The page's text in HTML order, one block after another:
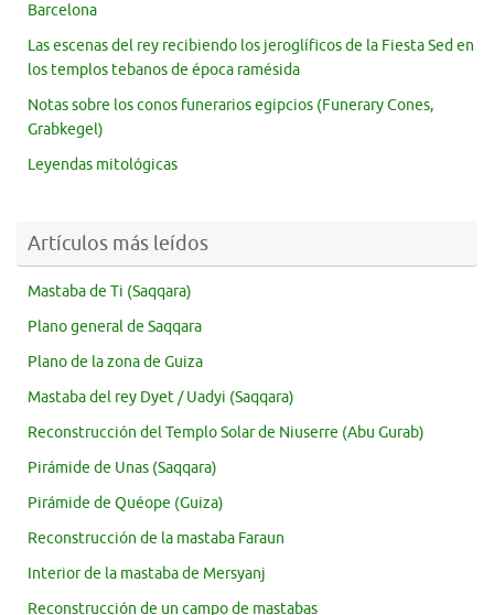
Barcelona
Las escenas del rey recibiendo los jeroglíficos de la Fiesta Sed en
los templos tebanos de época ramésida
Notas sobre los conos funerarios egipcios (Funerary Cones,
Grabkegel)
Leyendas mitológicas
Artículos más leídos
Mastaba de Ti (Saqqara)
Plano general de Saqqara
Plano de la zona de Guiza
Mastaba del rey Dyet / Uadyi (Saqqara)
Reconstrucción del Templo Solar de Niuserre (Abu Gurab)
Pirámide de Unas (Saqqara)
Pirámide de Quéope (Guiza)
Reconstrucción de la mastaba Faraun
Interior de la mastaba de Mersyanj
Reconstrucción de un campo de mastabas